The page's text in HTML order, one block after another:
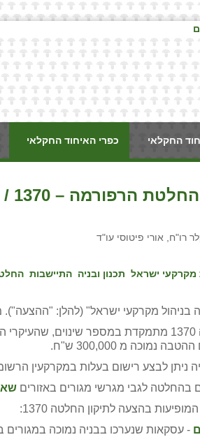
החקלאי כפרי האיחוד החקלאי
/ בועז מקלר רו"ח, אורי פיטוסי עו"ד
רו"ח, אורי פיטוסי עו"ד
מקרקעי ישראל תכנון ובניה התיישבות
מ 300,000 ש"ח.
ניתן לבצע רישום בעלות במקרקעין
בהחלטה לגבי מגרשי מגורים באזורים
בהצעה לתיקון החלטה 1370: